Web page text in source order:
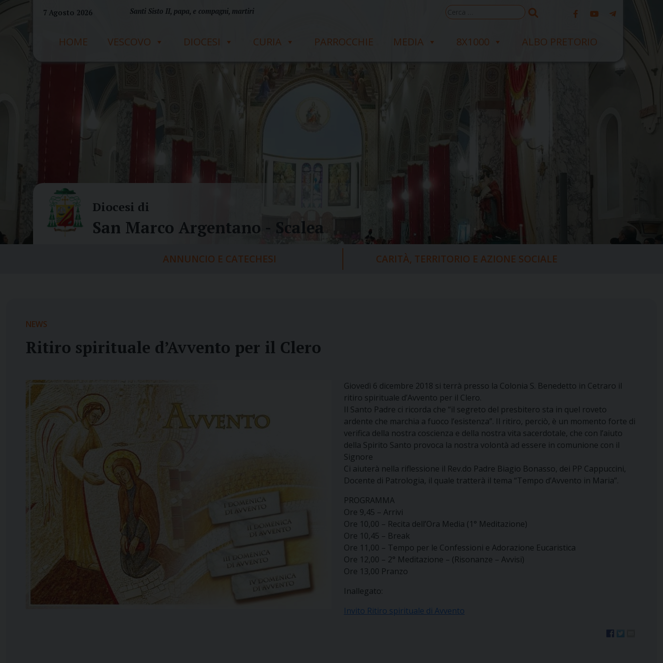
7 Agosto 2026 Santi Sisto II, papa, e compagni, martiri
Ricerca
per:
HOME VESCOVO DIOCESI CURIA PARROCCHIE MEDIA 8X1000 ALBO PRETORIO
Diocesi di
San Marco Argentano - Scalea
ANNUNCIO E CATECHESI CARITÀ, TERRITORIO E AZIONE SOCIALE
NEWS
Ritiro spirituale d’Avvento per il Clero
Giovedì 6 dicembre 2018 si terrà presso la Colonia S. Benedetto in Cetraro il
ritiro spirituale d’Avvento per il Clero.
Il Santo Padre ci ricorda che “il segreto del presbitero sta in quel roveto
ardente che marchia a fuoco l’esistenza”. Il ritiro, perciò, è un momento forte di
verifica della nostra coscienza e della nostra vita sacerdotale, che con l’aiuto
della Spirito Santo provoca la nostra volontà ad essere in comunione con il
Signore
Ci aiuterà nella riflessione il Rev.do Padre Biagio Bonasso, dei PP Cappuccini,
Docente di Patrologia, il quale tratterà il tema “Tempo d’Avvento in Maria”.
PROGRAMMA
Ore 9,45 – Arrivi
Ore 10,00 – Recita dell’Ora Media (1° Meditazione)
Ore 10,45 – Break
Ore 11,00 – Tempo per le Confessioni e Adorazione Eucaristica
Ore 12,00 – 2° Meditazione – (Risonanze – Avvisi)
Ore 13,00 Pranzo
Inallegato:
Invito Ritiro spirituale di Avvento